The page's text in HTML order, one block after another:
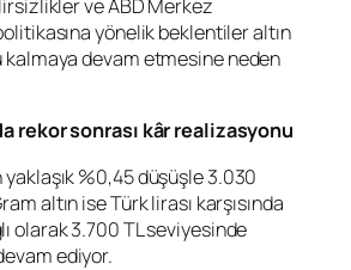
ve ABD Merkez
yönelik beklentiler altın
kalmaya devam etmesine neden
rekor sonrası kâr realizasyonu
yaklaşık %0,45 düşüşle 3.030
altıniseTürk lirası karşısında
olarak 3.700 TL seviyesinde
ediyor.